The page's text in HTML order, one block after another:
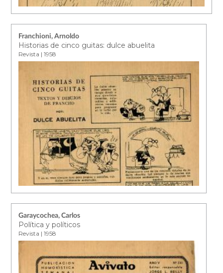
Franchioni, Arnoldo
Historias de cinco guitas: dulce abuelita
Revista | 1958
Garaycochea, Carlos
Política y políticos
Revista | 1958